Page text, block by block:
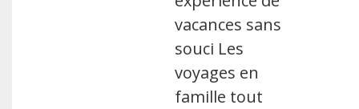
vacances sans
souci Les
voyages en
famille tout